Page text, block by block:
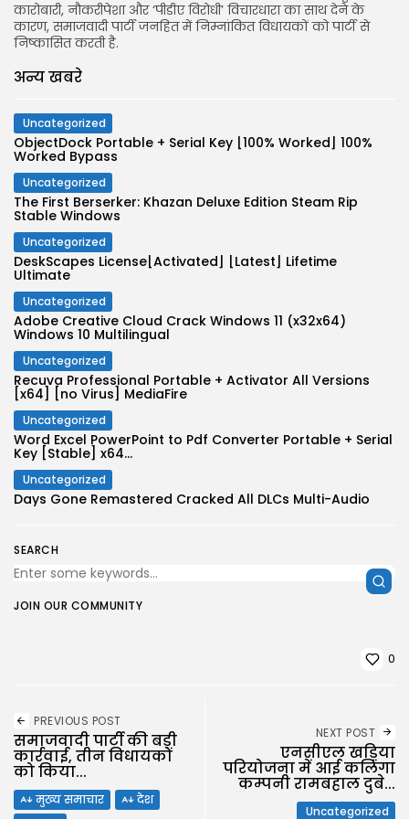
JOIN OUR COMMUNITY
SEARCH
JOIN OUR COMMUNITY
कारोबारी, नौकरीपेशा और ‘पीडीए विरोधी’ विचारधारा का साथ देने के
कारण, समाजवादी पार्टी जनहित में निम्नांकित विधायकों को पार्टी से
निष्कासित करती है.
अन्य खबरे
Uncategorized
ObjectDock Portable + Serial Key [100% Worked] 100%
Worked Bypass
Uncategorized
The First Berserker: Khazan Deluxe Edition Steam Rip
Stable Windows
Uncategorized
DeskScapes License[Activated] [Latest] Lifetime
Ultimate
Uncategorized
Adobe Creative Cloud Crack Windows 11 (x32x64)
Windows 10 Multilingual
Uncategorized
Recuva Professional Portable + Activator All Versions
[x64] [no Virus] MediaFire
Uncategorized
Word Excel PowerPoint to Pdf Converter Portable + Serial
Key [Stable] x64...
Uncategorized
Days Gone Remastered Cracked All DLCs Multi-Audio
0
PREVIOUS POST
समाजवादी पार्टी की बड़ी
कार्रवाई, तीन विधायकों
को किया...
मुख्य समाचार
देश
NEXT POST
एनसीएल खड़िया
परियोजना में आई कलिंगा
कम्पनी रामबहाल दुबे...
Uncategorized